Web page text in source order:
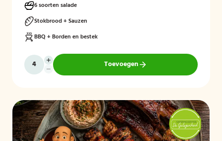
6 soorten salade
Stokbrood + Sauzen
BBQ + Borden en bestek
Toevoegen